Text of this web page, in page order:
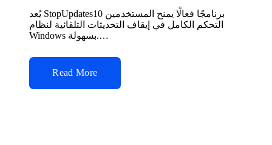
يُعد StopUpdates10 برنامجًا فعالًا يمنح المستخدمين
التحكم الكامل في إيقاف التحديثات التلقائية لنظام
Windows بسهولة.…
Read More